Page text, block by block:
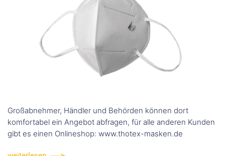
Großabnehmer, Händler und Behörden können dort
komfortabel ein Angebot abfragen, für alle anderen Kunden
gibt es einen Onlineshop: www.thotex-masken.de